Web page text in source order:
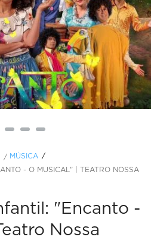
/ MÚSICA
- O MUSICAL" | TEATRO NOSSA
"Encanto -
Nossa